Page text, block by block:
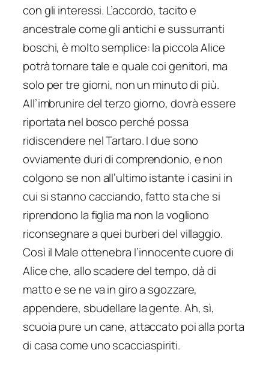
con gli interessi. L’accordo, tacito e
ancestrale come gli antichi e sussurranti
boschi, è molto semplice: la piccola Alice
potrà tornare tale e quale coi genitori, ma
solo per tre giorni, non un minuto di più.
All’imbrunire del terzo giorno, dovrà essere
riportata nel bosco perché possa
ridiscendere nel Tartaro. I due sono
ovviamente duri di comprendonio, e non
colgono se non all’ultimo istante i casini in
cui si stanno cacciando, fatto sta che si
riprendono la figlia ma non la vogliono
riconsegnare a quei burberi del villaggio.
Così il Male ottenebra l’innocente cuore di
Alice che, allo scadere del tempo, dà di
matto e se ne va in giro a sgozzare,
appendere, sbudellare la gente. Ah, sì,
scuoia pure un cane, attaccato poi alla porta
di casa come uno scacciaspiriti.